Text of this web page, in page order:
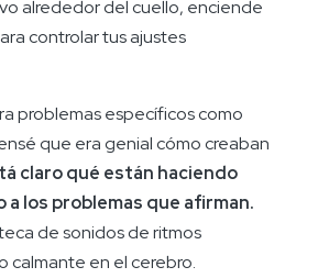
alrededor del cuello, enciende
controlar tus ajustes
problemas específicos como
que era genial cómo creaban
claro qué están haciendo
los problemas que afirman.
de sonidos de ritmos
calmante en el cerebro.